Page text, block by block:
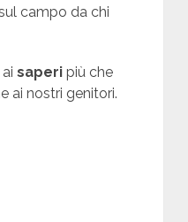
campo da chi
saperi più che
ai nostri genitori.